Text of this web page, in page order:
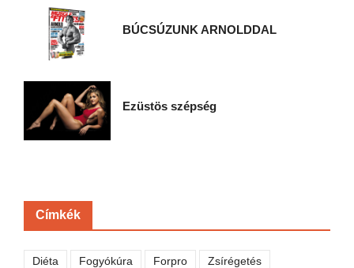
BÚCSÚZUNK ARNOLDDAL
Ezüstös szépség
Címkék
Diéta Fogyókúra Forpro Zsírégetés